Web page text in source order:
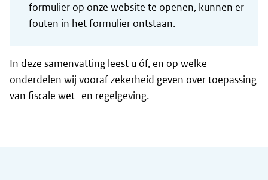
formulier op onze website te openen, kunnen er
fouten in het formulier ontstaan.
In deze samenvatting leest u óf, en op welke
onderdelen wij vooraf zekerheid geven over toepassing
van fiscale wet- en regelgeving.